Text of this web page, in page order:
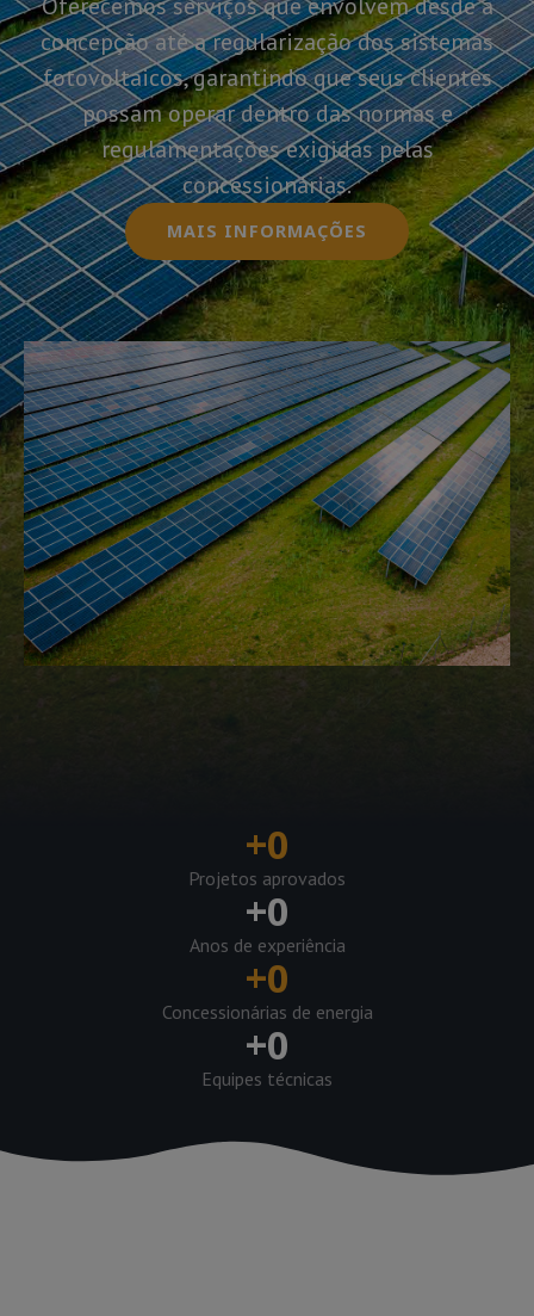
concepção até a regularização dos sistemas
fotovoltaicos, garantindo que seus clientes
possam operar dentro das normas e
regulamentações exigidas pelas
concessionárias.
MAIS INFORMAÇÕES
+0
Projetos aprovados
+0
Anos de experiência
+0
Concessionárias de energia
+0
Equipes técnicas